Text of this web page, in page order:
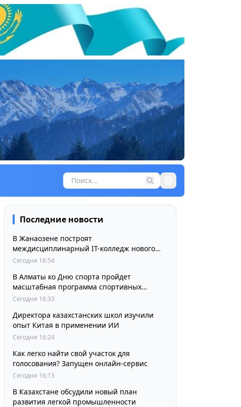
Последние новости
В Жанаозене построят
междисциплинарный IT-колледж нового
поколения
Сегодня 16:54
В Алматы ко Дню спорта пройдет
масштабная программа спортивных
мероприятий
Сегодня 16:33
Директора казахстанских школ изучили
опыт Китая в применении ИИ
Сегодня 16:24
Как легко найти свой участок для
голосования? Запущен онлайн-сервис
Сегодня 16:13
В Казахстане обсудили новый план
развития легкой промышленности